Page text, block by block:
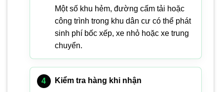
Một số khu hẻm, đường cấm tải hoặc
công trình trong khu dân cư có thể phát
sinh phí bốc xếp, xe nhỏ hoặc xe trung
chuyển.
Kiểm tra hàng khi nhận